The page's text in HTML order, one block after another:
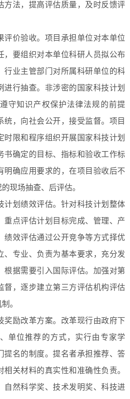
方法，提高评估质量，及时反馈评
价验收。项目承担单位对本单位
，要组织对本单位科研人员拟公布
行业主管部门对所属科研单位的科
进行抽查。非涉密的国家科技计划
守知识产权保护法律法规的前提
统，向社会公开，接受监督。项目
时限和程序组织开展国家科技计划
书确定的目标、指标和验收工作标
明确应用要求的，在项目验收后不
现场抽查、后评估。
划绩效评估。针对科技计划整体
重点评估计划目标完成、管理、产
绩效评估通过公开竞争等方式择优
、专业、负责为基本要求，充分发
根据需要引入国际评估。加强对第
督，逐步建立第三方评估机构评估
。
励改革方案。改革现行由政府下
单位推荐的方式，实行由专家学
提名的制度。提名者承担推荐、答
关材料的真实性和准确性负责。
自然科学奖、技术发明奖、科技进